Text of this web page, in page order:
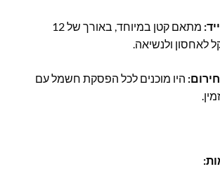
מתאם קטן במיוחד, באורך של 12
לאחסון ולנשיאה.
היו מוכנים לכל הפסקת חשמל עם